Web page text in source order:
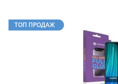
ТОП ПРОДАЖ